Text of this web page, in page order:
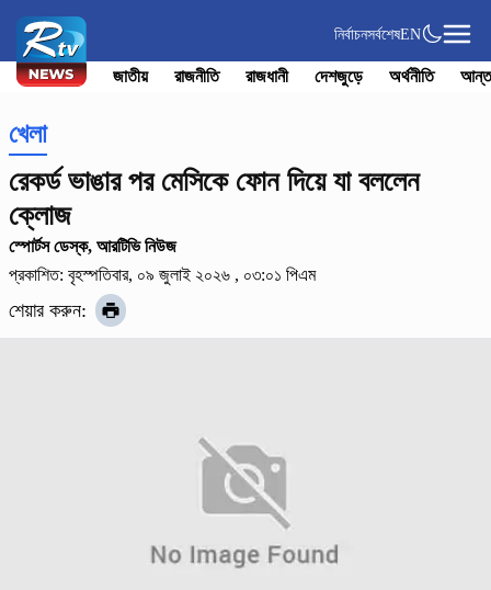
নির্বাচনসর্বশেষEN
জাতীয় রাজনীতি রাজধানী দেশজুড়ে অর্থনীতি
খেলা
রেকর্ড ভাঙার পর মেসিকে ফোন দিয়ে যা বললেন
ক্লোজ
স্পোর্টস ডেস্ক, আরটিভি নিউজ
প্রকাশিত: বৃহস্পতিবার, ০৯ জুলাই ২০২৬ , ০৩:০১ পিএম
শেয়ার করুন: